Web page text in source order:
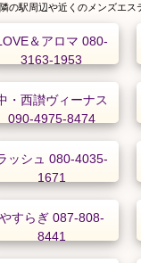
の駅周辺や近くのメンズエス
＆アロマ 080-
3163-1953
・西讃ヴィーナス
090-4975-8474
ッシュ 080-4035-
1671
やすらぎ 087-808-
8441